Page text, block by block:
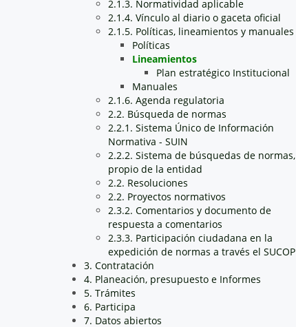
2.1.3. Normatividad aplicable
2.1.4. Vínculo al diario o gaceta oficial
2.1.5. Políticas, lineamientos y manuales
Políticas
Lineamientos
Plan estratégico Institucional
Manuales
2.1.6. Agenda regulatoria
2.2. Búsqueda de normas
2.2.1. Sistema Único de Información
Normativa - SUIN
2.2.2. Sistema de búsquedas de normas,
propio de la entidad
2.2. Resoluciones
2.2. Proyectos normativos
2.3.2. Comentarios y documento de
respuesta a comentarios
2.3.3. Participación ciudadana en la
expedición de normas a través el SUCOP
3. Contratación
4. Planeación, presupuesto e Informes
5. Trámites
6. Participa
7. Datos abiertos